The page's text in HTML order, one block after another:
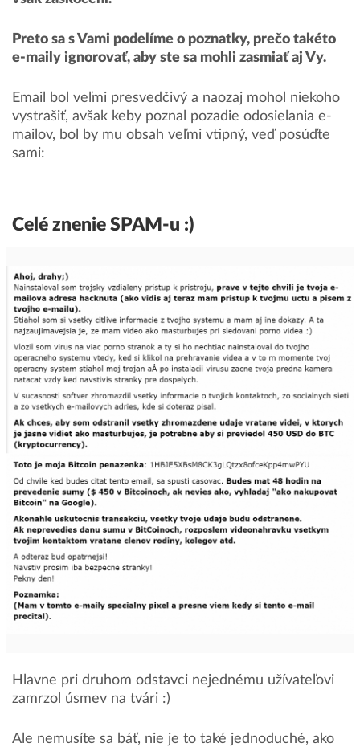
Preto sa s Vami podelíme o poznatky, prečo takéto
e-maily ignorovať, aby ste sa mohli zasmiať aj Vy.
Email bol veľmi presvedčivý a naozaj mohol niekoho
vystrašiť, avšak keby poznal pozadie odosielania e-
mailov, bol by mu obsah veľmi vtipný, veď posúďte
sami:
Celé znenie SPAM-u :)
Hlavne pri druhom odstavci nejednému užívateľovi
zamrzol úsmev na tvári :)
Ale nemusíte sa báť, nie je to také jednoduché, ako